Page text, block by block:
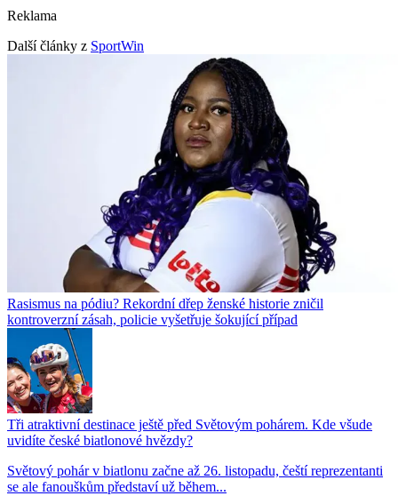
Reklama
Další články z SportWin
Rasismus na pódiu? Rekordní dřep ženské historie zničil
kontroverzní zásah, policie vyšetřuje šokující případ
Tři atraktivní destinace ještě před Světovým pohárem. Kde všude
uvidíte české biatlonové hvězdy?
Světový pohár v biatlonu začne až 26. listopadu, čeští reprezentanti
se ale fanouškům představí už během...